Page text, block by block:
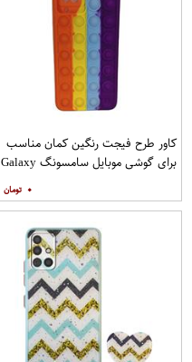
کاور طرح فیجت رنگین کمان مناسب
برای گوشی موبایل سامسونگ Galaxy
۰